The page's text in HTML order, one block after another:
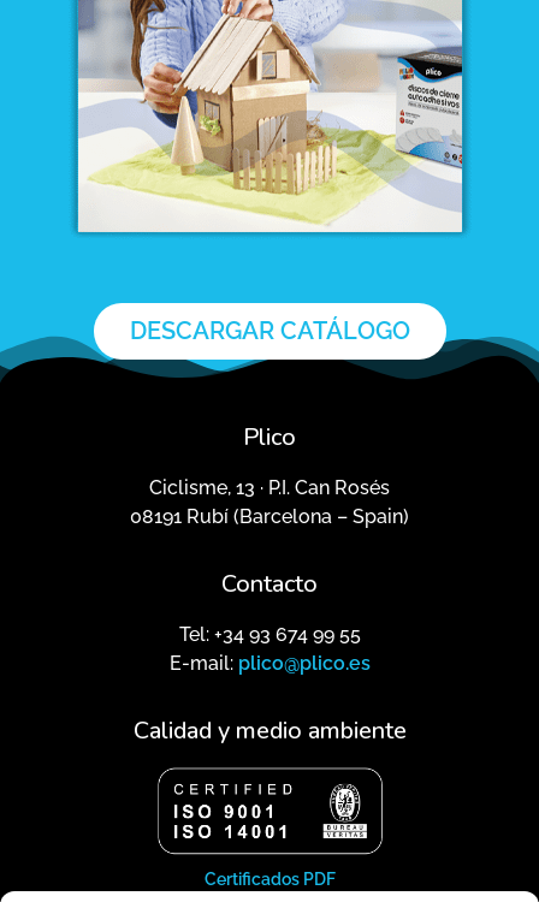
DESCARGAR CATÁLOGO
Plico
Ciclisme, 13 · P.I. Can Rosés
08191 Rubí (Barcelona – Spain)
Contacto
Tel: +34 93 674 99 55
E-mail: plico@plico.es
Calidad y medio ambiente
Certificados PDF